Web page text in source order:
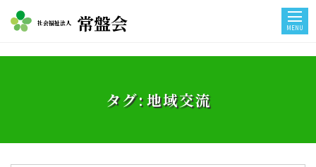
社会福祉法人 常盤会 MENU
タグ:地域交流